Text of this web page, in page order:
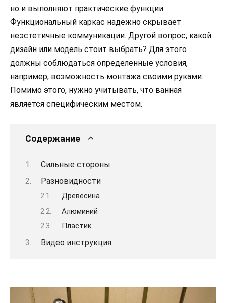
но и выполняют практические функции.
Функциональный каркас надежно скрывает
неэстетичные коммуникации. Другой вопрос, какой
дизайн или модель стоит выбрать? Для этого
должны соблюдаться определенные условия,
например, возможность монтажа своими руками.
Помимо этого, нужно учитывать, что ванная
является специфическим местом.
Содержание
Сильные стороны
Разновидности
Древесина
Алюминий
Пластик
Видео инструкция